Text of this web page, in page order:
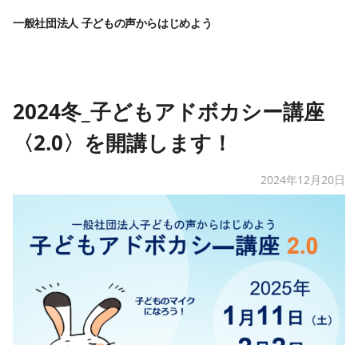
一般社団法人 子どもの声からはじめよう
2024冬_子どもアドボカシー講座
〈2.0〉を開講します！
2024年12月20日